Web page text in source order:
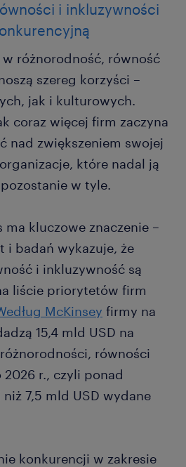
i inkluzywności
różnorodność, równość
szereg korzyści –
jak i kulturowych.
coraz więcej firm zaczyna
nad zwiększeniem swojej
które nadal ją
w tyle.
ma kluczowe znaczenie –
i badań wykazuje, że
i inkluzywność są
liście priorytetów firm
McKinsey firmy na
15,4 mld USD na
równości
r., czyli ponad
7,5 mld USD wydane
konkurencji w zakresie